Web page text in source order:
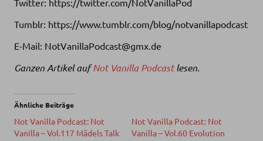
Tumblr: https://www.tumblr.com/blog/notvanillapodcast
E-Mail: NotVanillaPodcast@gmx.de
Ganzen Artikel aufNot Vanilla Podcastlesen.
Ähnliche Beiträge
Not Vanilla Podcast: Not
Vanilla – Vol.117 Mädels Talk
Not Vanilla Podcast: Not
Vanilla – Vol.60 Evolution